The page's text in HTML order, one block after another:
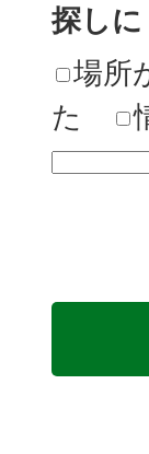
探し
場所
た